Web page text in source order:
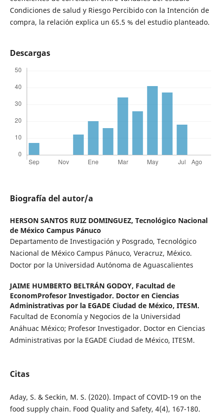
Condiciones de salud y Riesgo Percibido con la Intención de
compra, la relación explica un 65.5 % del estudio planteado.
Descargas
Biografía del autor/a
HERSON SANTOS RUIZ DOMINGUEZ, Tecnológico Nacional
de México Campus Pánuco
Departamento de Investigación y Posgrado, Tecnológico
Nacional de México Campus Pánuco, Veracruz, México.
Doctor por la Universidad Autónoma de Aguascalientes
JAIME HUMBERTO BELTRÁN GODOY, Facultad de
EconomProfesor Investigador. Doctor en Ciencias
Administrativas por la EGADE Ciudad de México, ITESM.
Facultad de Economía y Negocios de la Universidad
Anáhuac México; Profesor Investigador. Doctor en Ciencias
Administrativas por la EGADE Ciudad de México, ITESM.
Citas
Aday, S. & Seckin, M. S. (2020). Impact of COVID-19 on the
food supply chain. Food Quality and Safety, 4(4), 167-180.